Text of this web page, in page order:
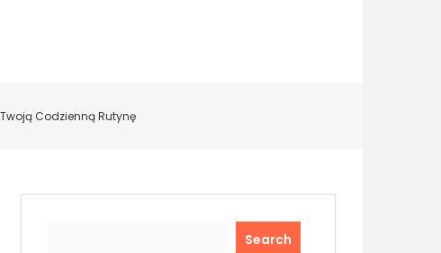
Codzienną Rutynę